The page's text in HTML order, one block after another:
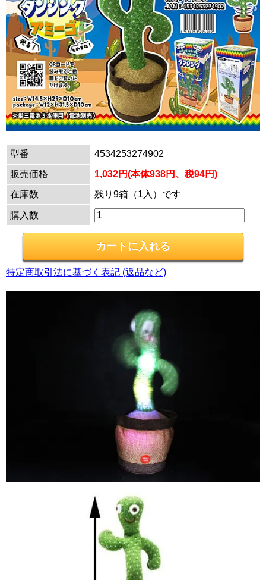
型番
4534253274902
販売価格
1,032円(本体938円、税94円)
在庫数
残り9箱（1入）です
購入数
特定商取引法に基づく表記 (返品など)